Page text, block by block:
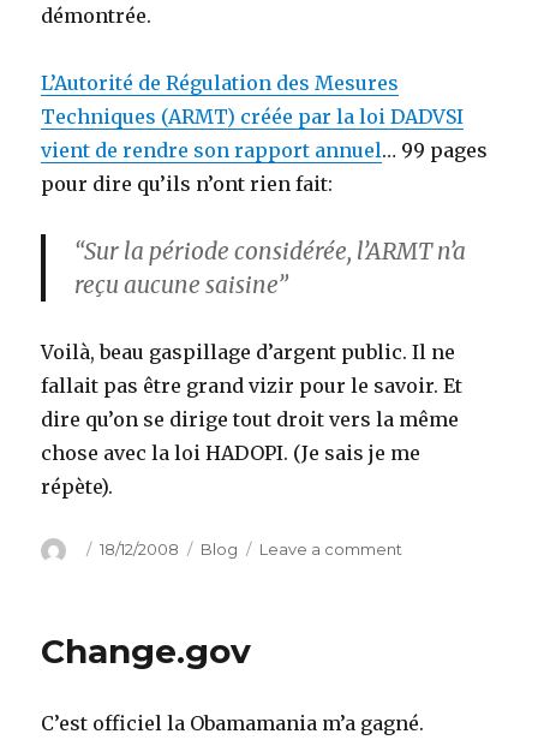
démontrée.
L’Autorité de Régulation des Mesures
Techniques (ARMT) créée par la loi DADVSI
vient de rendre son rapport annuel… 99 pages
pour dire qu’ils n’ont rien fait:
“Sur la période considérée, l’ARMT n’a
reçu aucune saisine”
Voilà, beau gaspillage d’argent public. Il ne
fallait pas être grand vizir pour le savoir. Et
dire qu’on se dirige tout droit vers la même
chose avec la loi HADOPI. (Je sais je me
répète).
Author
Posted
18/12/2008 Categories
Blog Leave a comment
Change.gov
C’est officiel la Obamamania m’a gagné.